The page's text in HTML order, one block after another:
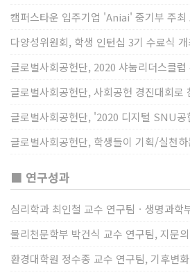
다양성위원회, 학생 인턴십 3기 수료식 개
글로벌사회공헌단, 2020 샤눔리더스클
■ 연구성과